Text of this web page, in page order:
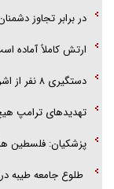
در برابر تجاوز
ارتش کاملاً آماده
دستگیری ۸ نفر از اشرار مسلح شاخص و مرتبطین گروهک‌های تروریستی
تهدید‌های ترامپ
پزشکیان: فلسطین
طلوع جامعه طیبه